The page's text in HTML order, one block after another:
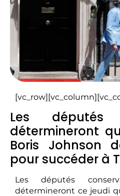
Les députés
détermineront
Boris Johnson
pour succéder à
Les députés
détermineront ce jeudi